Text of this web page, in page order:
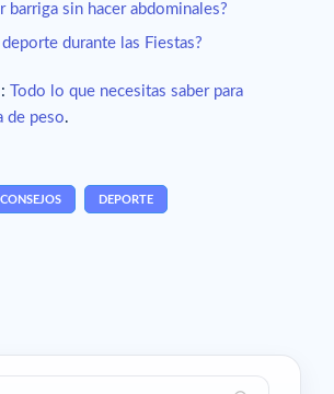
barriga sin hacer abdominales?
durante las Fiestas?
Todo lo que necesitas saber para
de peso.
CONSEJOS DEPORTE